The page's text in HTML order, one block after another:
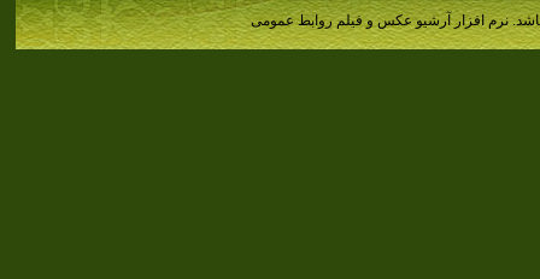
نرم افزار آرشیو عکس و فیلم روابط عمومی